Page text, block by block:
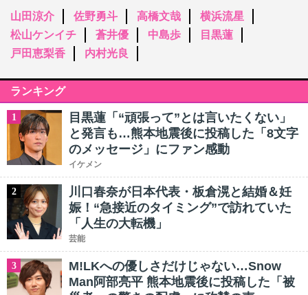
山田涼介 佐野勇斗 高橋文哉
横浜流星
松山ケンイチ
蒼井優 中島歩
目黒蓮
戸田恵梨香
内村光良
ランキング
1
目黒蓮「“頑張って”とは言いたくない」
と発言も…熊本地震後に投稿した「8文字
のメッセージ」にファン感動
イケメン
2
川口春奈が日本代表・板倉滉と結婚＆妊
娠！“急接近のタイミング”で訪れていた
「人生の大転機」
芸能
3
M!LKへの優しさだけじゃない…Snow
Man阿部亮平 熊本地震後に投稿した「被